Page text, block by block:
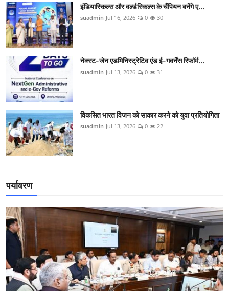
इंडियास्किल्स और वर्ल्डस्किल्स के चैंपियन बनेंगे ए...
suadmin Jul 16, 2026 0 30
नेक्स्ट-जेन एडमिनिस्ट्रेटिव एंड ई-गवर्नेंस रिफॉर्म...
suadmin Jul 13, 2026 0 31
विकसित भारत विजन को साकार करने को युवा प्रतियोगिता
suadmin Jul 13, 2026 0 22
पर्यावरण